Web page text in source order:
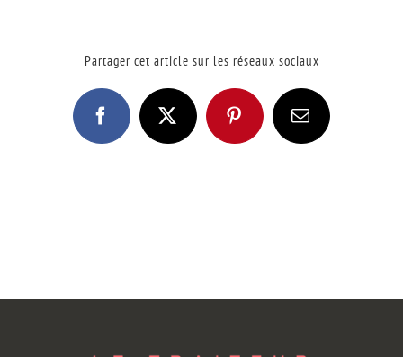
Partager cet article sur les réseaux sociaux
Facebook
X PinterestEmail